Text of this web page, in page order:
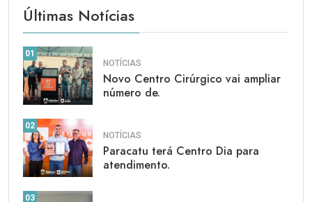
Últimas Notícias
01
NOTÍCIAS
Novo Centro Cirúrgico vai ampliar
número de.
02
NOTÍCIAS
Paracatu terá Centro Dia para
atendimento.
03